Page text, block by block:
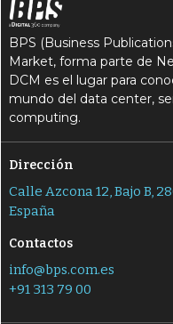
BPS (Business
Market, forma parte de
DCM es el lugar para
mundo del data center,
computing.
Dirección
Calle Azcona 12, Bajo B,
España
Contactos
info@bps.com.es
+91 313 79 00